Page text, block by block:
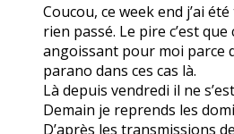
Coucou, ce week end j’ai
rien passé. Le pire c’est que
angoissant pour moi parce
parano dans ces cas là.
Là depuis vendredi il ne
Demain je reprends les
D’après les transmissions